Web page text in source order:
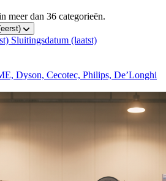
meer dan 36 categorieën.
Sluitingsdatum (laatst)
Dyson, Cecotec, Philips, De’Longhi